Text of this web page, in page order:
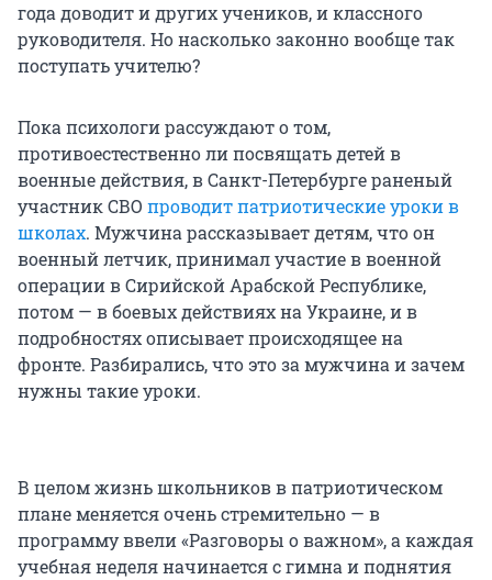
года доводит и других учеников, и классного
руководителя. Но насколько законно вообще так
поступать учителю?
Пока психологи рассуждают о том,
противоестественно ли посвящать детей в
военные действия, в Санкт-Петербурге раненый
участник СВО проводит патриотические уроки в
школах. Мужчина рассказывает детям, что он
военный летчик, принимал участие в военной
операции в Сирийской Арабской Республике,
потом — в боевых действиях на Украине, и в
подробностях описывает происходящее на
фронте. Разбирались, что это за мужчина и зачем
нужны такие уроки.
В целом жизнь школьников в патриотическом
плане меняется очень стремительно — в
программу ввели «Разговоры о важном», а каждая
учебная неделя начинается с гимна и поднятия